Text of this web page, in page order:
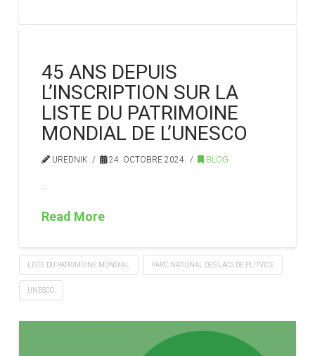
45 ANS DEPUIS
L’INSCRIPTION SUR LA
LISTE DU PATRIMOINE
MONDIAL DE L’UNESCO
UREDNIK 24. OCTOBRE 2024. BLOG
…
Read More
LISTE DU PATRIMOINE MONDIAL PARC NATIONAL DES LACS DE PLITVICE
UNESCO